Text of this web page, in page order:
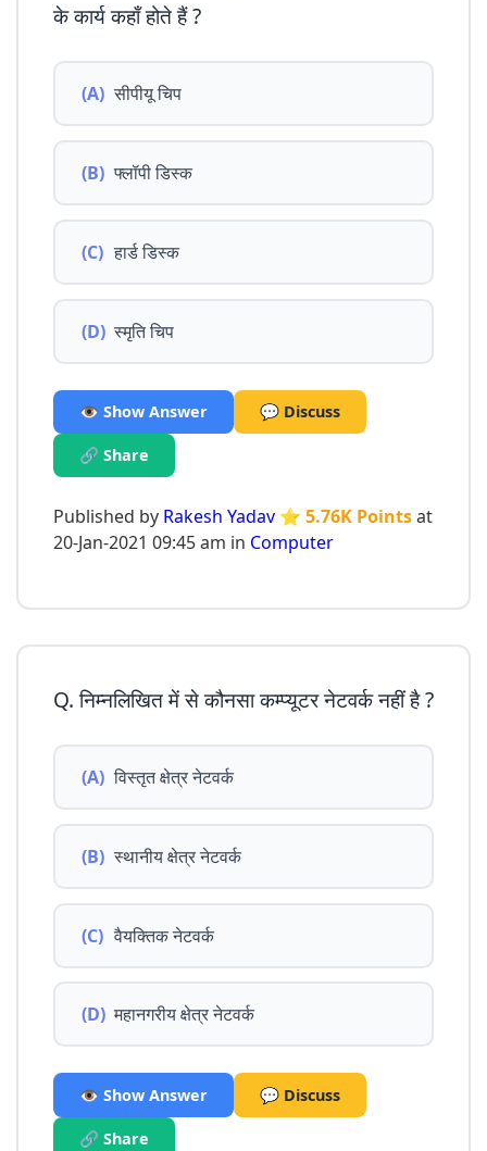
के कार्य कहाँ होते हैं ?
(A) सीपीयू चिप
(B) फ्लॉपी डिस्क
(C) हार्ड डिस्क
(D) स्मृति चिप
👁️ Show Answer 💬 Discuss
🔗 Share
Published by Rakesh Yadav ⭐ 5.76K Pointsat
20-Jan-2021 09:45 am in Computer
Q. निम्नलिखित में से कौनसा कम्प्यूटर नेटवर्क नहीं है ?
(A) विस्तृत क्षेत्र नेटवर्क
(B) स्थानीय क्षेत्र नेटवर्क
(C) वैयक्तिक नेटवर्क
(D) महानगरीय क्षेत्र नेटवर्क
👁️ Show Answer 💬 Discuss
🔗 Share